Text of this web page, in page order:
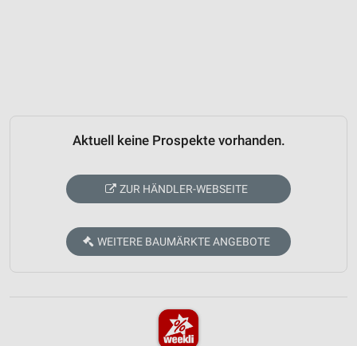
Aktuell keine Prospekte vorhanden.
ZUR HÄNDLER-WEBSEITE
WEITERE BAUMÄRKTE ANGEBOTE